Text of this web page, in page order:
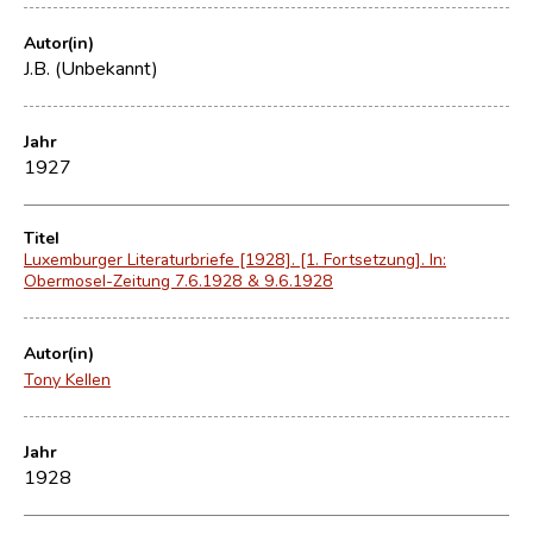
Autor(in)
J.B. (Unbekannt)
Jahr
1927
Titel
Luxemburger Literaturbriefe [1928]. [1. Fortsetzung]. In:
Obermosel-Zeitung 7.6.1928 & 9.6.1928
Autor(in)
Tony Kellen
Jahr
1928